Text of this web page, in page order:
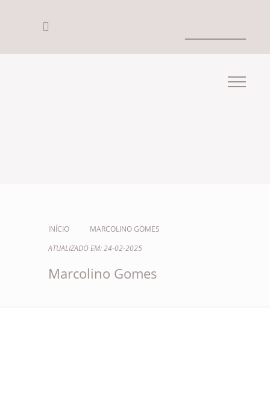
INÍCIO
MARCOLINO GOMES
ATUALIZADO EM: 24-02-2025
Marcolino Gomes